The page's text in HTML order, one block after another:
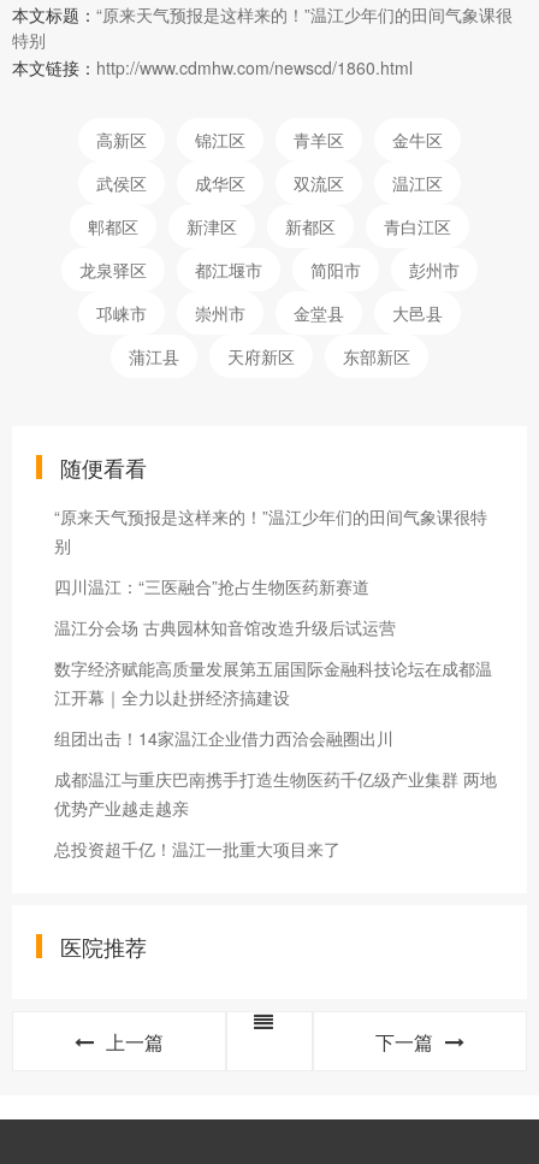
本文标题： “原来天气预报是这样来的！”温江少年们的田间气象课很
特别
本文链接： http://www.cdmhw.com/newscd/1860.html
高新区 锦江区 青羊区
金牛区
武侯区
成华区 双流区
温江区
郫都区
新津区 新都区
青白江区
龙泉驿区
都江堰市 简阳市
彭州市
邛崃市
崇州市 金堂县
大邑县
蒲江县
天府新区 东部新区
随便看看
“原来天气预报是这样来的！”温江少年们的田间气象课很特
别
四川温江：“三医融合”抢占生物医药新赛道
温江分会场 古典园林知音馆改造升级后试运营
数字经济赋能高质量发展第五届国际金融科技论坛在成都温
江开幕｜全力以赴拼经济搞建设
组团出击！14家温江企业借力西洽会融圈出川
成都温江与重庆巴南携手打造生物医药千亿级产业集群 两地
优势产业越走越亲
总投资超千亿！温江一批重大项目来了
医院推荐
上一篇 下一篇